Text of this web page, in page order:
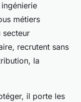
métiers
secteur
recrutent sans
la
il porte les